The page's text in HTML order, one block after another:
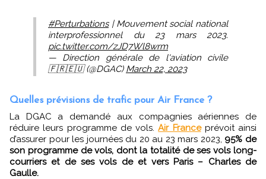
#Perturbations| Mouvement social national
interprofessionnel du 23 mars 2023.
pic.twitter.com/zJD7Wl8wrm
— Direction générale de l'aviation civile
🇫🇷🇪🇺 (@DGAC) March 22, 2023
Quelles prévisions de trafic pour Air France ?
La DGAC a demandé aux compagnies aériennes de
réduire leurs programme de vols.Air Franceprévoit ainsi
d’assurer pour les journées du 20 au 23 mars 2023, 95% de
son programme de vols, dont la totalité de ses vols long-
courriers et de ses vols de et vers Paris – Charles de
Gaulle.